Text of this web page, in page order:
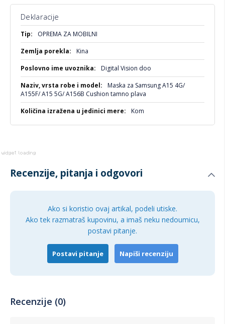
Deklaracije
Više
informacija
OPREMA ZA MOBILNI
Kina
Digital Vision doo
Maska za Samsung A15 4G/
A155F/ A15 5G/ A156B Cushion tamno plava
Kom
Recenzije, pitanja i odgovori
Ako si koristio ovaj artikal, podeli utiske.
Ako tek razmatraš kupovinu, a imaš neku nedoumicu,
postavi pitanje.
Postavi pitanje Napiši recenziju
Recenzije (0)